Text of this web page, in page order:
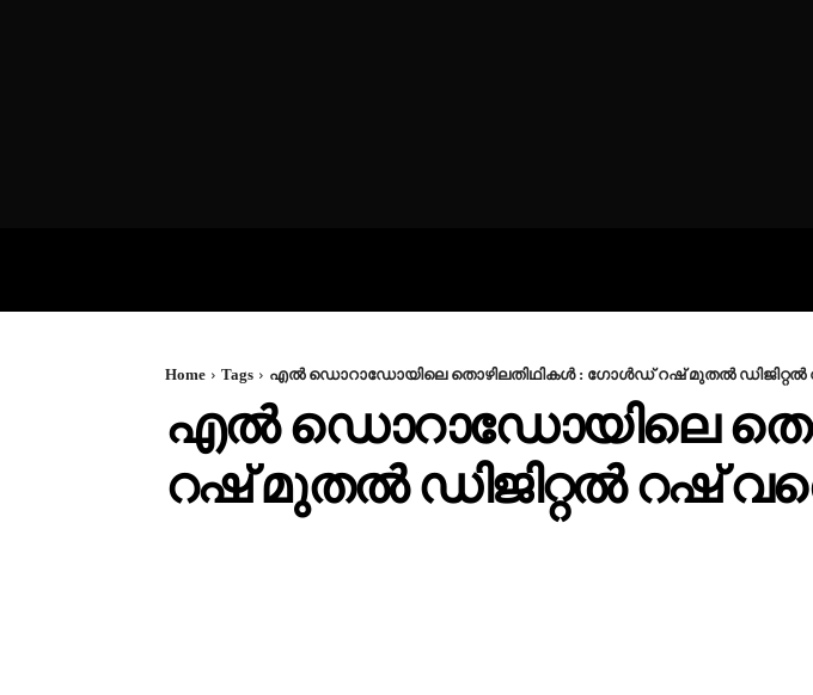
Home Tags എൽ ഡൊറാഡോയിലെ തൊഴിലതിഥികൾ : ഗോൾഡ് റഷ് മുതൽ ഡിജിറ്റൽ
എൽ ഡൊറാഡോയിലെ
റഷ് മുതൽ ഡിജിറ്റൽ റഷ്